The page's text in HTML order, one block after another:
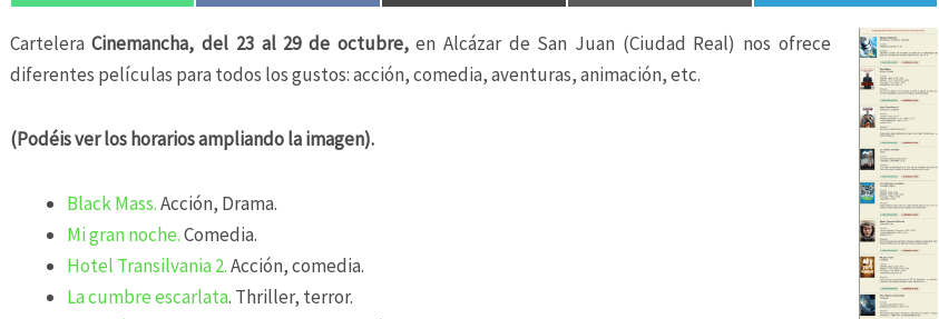
CarteleraCinemancha, del 23 al 29 de octubre,en Alcázar de San Juan (Ciudad Real) nos ofrece
diferentes películas para todos los gustos: acción, comedia, aventuras, animación, etc.
(Podéis ver los horarios ampliando la imagen).
Black Mass.Acción, Drama.
Mi gran noche.Comedia.
Hotel Transilvania 2.Acción, comedia.
La cumbre escarlata. Thriller, terror.